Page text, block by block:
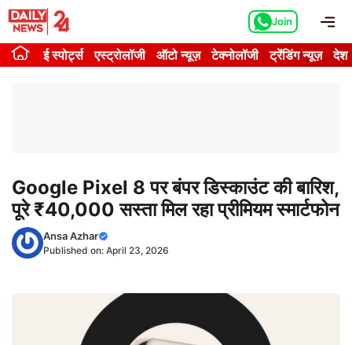
Skip
content
Join
ई स्पोर्ट्स एस्ट्रोलॉजी ऑटो न्यूज़ टेक्नोलॉजी ट्रेंडिंग न्यूज़ देश
Google Pixel 8 पर बंपर डिस्काउंट की बारिश,
पूरे ₹40,000 सस्ता मिल रहा प्रीमियम स्मार्टफोन
Ansa Azhar
Published on: April 23, 2026